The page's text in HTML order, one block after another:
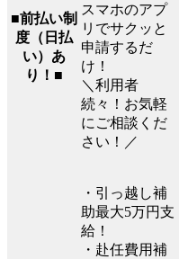
■前払い制
度（日払
い）あ
り！■
スマホのアプ
リでサクッと
申請するだ
け！
＼利用者
続々！お気軽
にご相談くだ
さい！／
・引っ越し補
助最大5万円支
給！
・赴任費用補